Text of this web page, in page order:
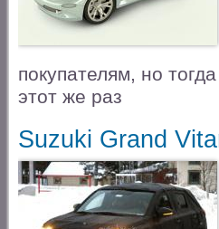
покупателям, но
этот же раз
Suzuki Grand